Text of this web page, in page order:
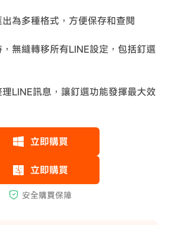
為多種格式，方便保存和查閱
無縫轉移所有LINE設定，包括釘選
LINE訊息，讓釘選功能發揮最大效